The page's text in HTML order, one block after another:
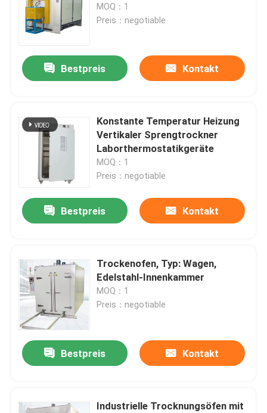
MOQ：1
Preis：negotiable
Bestpreis Kontakt
Konstante Temperatur Heizung
Vertikaler Sprengtrockner
Laborthermostatikgeräte
MOQ：1
Preis：negotiable
Bestpreis Kontakt
Trockenofen, Typ: Wagen,
Edelstahl-Innenkammer
MOQ：1
Preis：negotiable
Bestpreis Kontakt
Industrielle Trocknungsöfen mit